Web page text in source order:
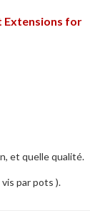
Extensions for
et quelle qualité.
par pots ).